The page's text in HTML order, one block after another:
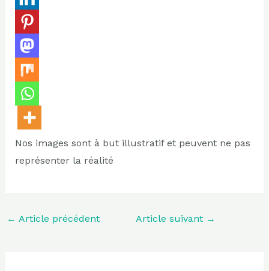
Nos images sont à but illustratif et peuvent ne pas
représenter la réalité
← Article précédent Article suivant →